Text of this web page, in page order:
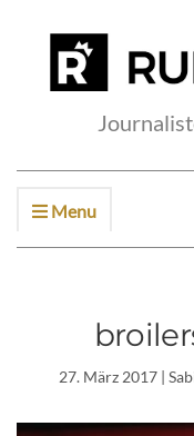
Menu
27. März 2017 |